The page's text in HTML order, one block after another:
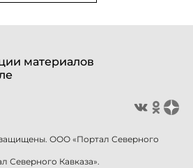
материалов
ООО «Портал Северного
Северного Кавказа».